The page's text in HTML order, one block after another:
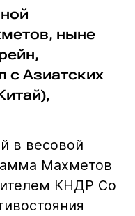
ныне
с Азиатских
в весовой
Махметов
КНДР Со